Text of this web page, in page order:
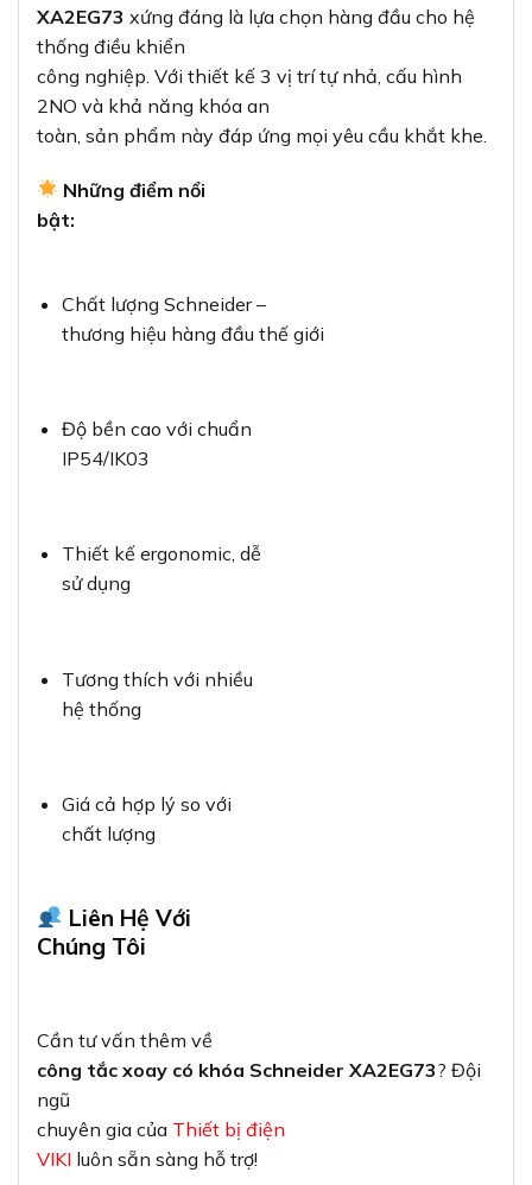
XA2EG73 xứng đáng là lựa chọn hàng đầu cho hệ
thống điều khiển
công nghiệp. Với thiết kế 3 vị trí tự nhả, cấu hình
2NO và khả năng khóa an
toàn, sản phẩm này đáp ứng mọi yêu cầu khắt khe.
Những điểm nổi
bật:
Chất lượng Schneider –
thương hiệu hàng đầu thế giới
Độ bền cao với chuẩn
IP54/IK03
Thiết kế ergonomic, dễ
sử dụng
Tương thích với nhiều
hệ thống
Giá cả hợp lý so với
chất lượng
Liên Hệ Với
Chúng Tôi
Cần tư vấn thêm về
công tắc xoay có khóa Schneider XA2EG73? Đội
ngũ
chuyên gia của Thiết bị điện
VIKI luôn sẵn sàng hỗ trợ!